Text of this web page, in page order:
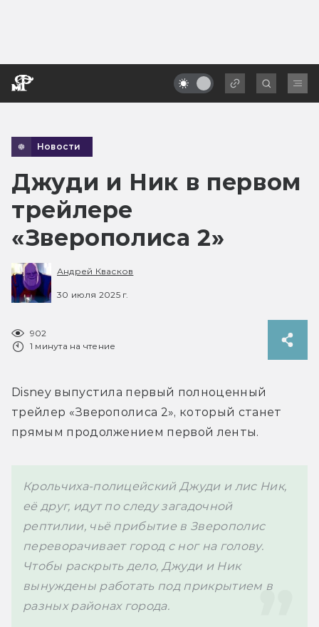
Новости
Джуди и Ник в первом
трейлере
«Зверополиса 2»
Андрей Квасков
30 июля 2025 г.
902
1 минута на чтение
Disney выпустила первый полноценный
трейлер «Зверополиса 2», который станет
прямым продолжением первой ленты.
Крольчиха-полицейский Джуди и лис Ник,
её друг, идут по следу загадочной
рептилии, чьё прибытие в Зверополис
переворачивает город с ног на голову.
Чтобы раскрыть дело, Джуди и Ник
вынуждены работать под прикрытием в